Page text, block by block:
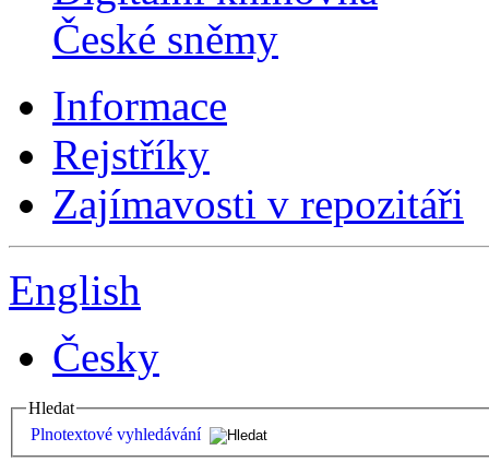
České sněmy
Informace
Rejstříky
Zajímavosti v repozitáři
English
Česky
Hledat
Plnotextové vyhledávání